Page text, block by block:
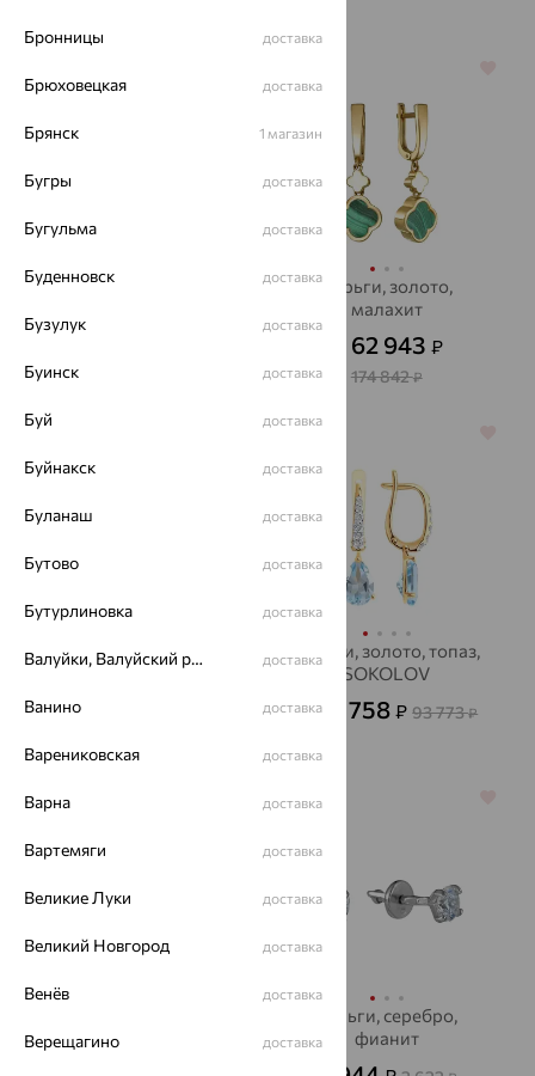
Серьги, золото,
Серьги, золото,
малахит
62 943 ₽
174 842₽
Серьги, золото, агат/
друза агата,
от 18 994
Серьги, золото, топаз,
SOKOLOV
от 33 758₽ 93 773₽
64%
хризолит
64%
Серьги, серебро,
фианит
Бронницы доставка
Брюховецкая доставка
Брянск 1 магазин
Бугры доставка
Бугульма доставка
Буденновск доставка
Бузулук доставка
Буинск доставка
Буй доставка
Буйнакск доставка
Буланаш доставка
Бутово доставка
Бутурлиновка доставка
Валуйки, Валуйский район доставка
Ванино доставка
Варениковская доставка
Варна доставка
Вартемяги доставка
Великие Луки доставка
Великий Новгород доставка
Венёв доставка
Верещагино доставка